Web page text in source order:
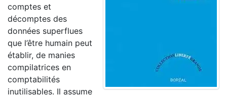
comptes et
décomptes des
données superflues
que l’être humain peut
établir, de manies
compilatrices en
comptabilités
inutilisables. Il assume